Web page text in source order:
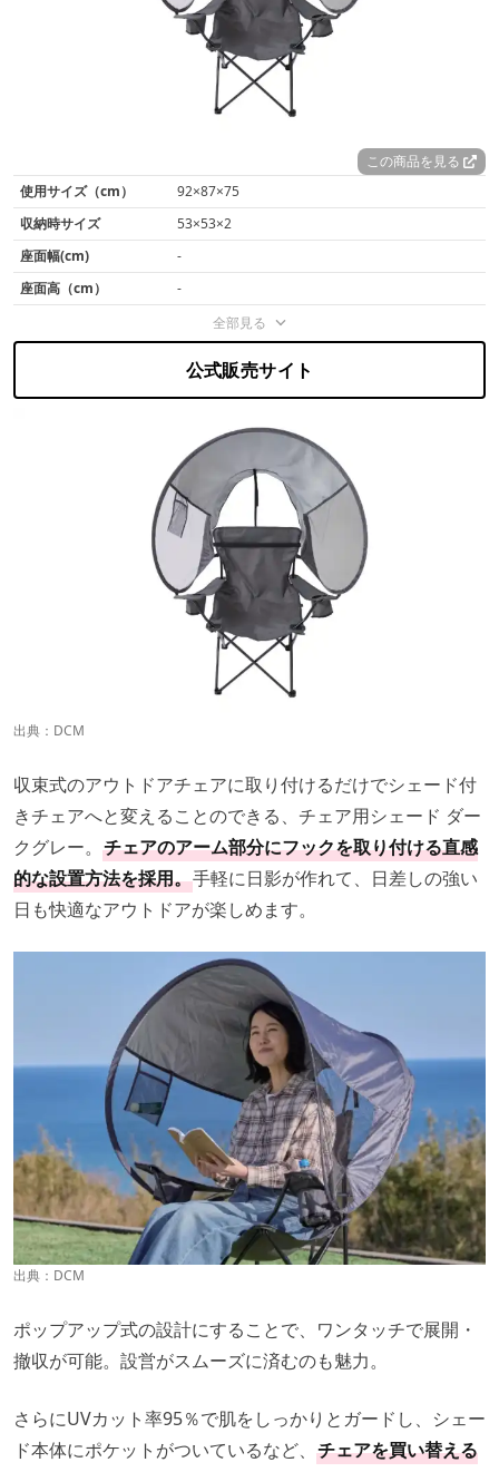
この商品を見る
使用サイズ（cm）
92×87×75
収納時サイズ
53×53×2
座面幅(cm)
-
座面高（cm）
-
全部見る
公式販売サイト
出典： DCM
収束式のアウトドアチェアに取り付けるだけでシェード付
きチェアへと変えることのできる、チェア用シェード ダー
クグレー。 チェアのアーム部分にフックを取り付ける直感
的な設置方法を採用。手軽に日影が作れて、日差しの強い
日も快適なアウトドアが楽しめます。
出典： DCM
ポップアップ式の設計にすることで、ワンタッチで展開・
撤収が可能。設営がスムーズに済むのも魅力。
さらにUVカット率95％で肌をしっかりとガードし、シェー
ド本体にポケットがついているなど、 チェアを買い替える